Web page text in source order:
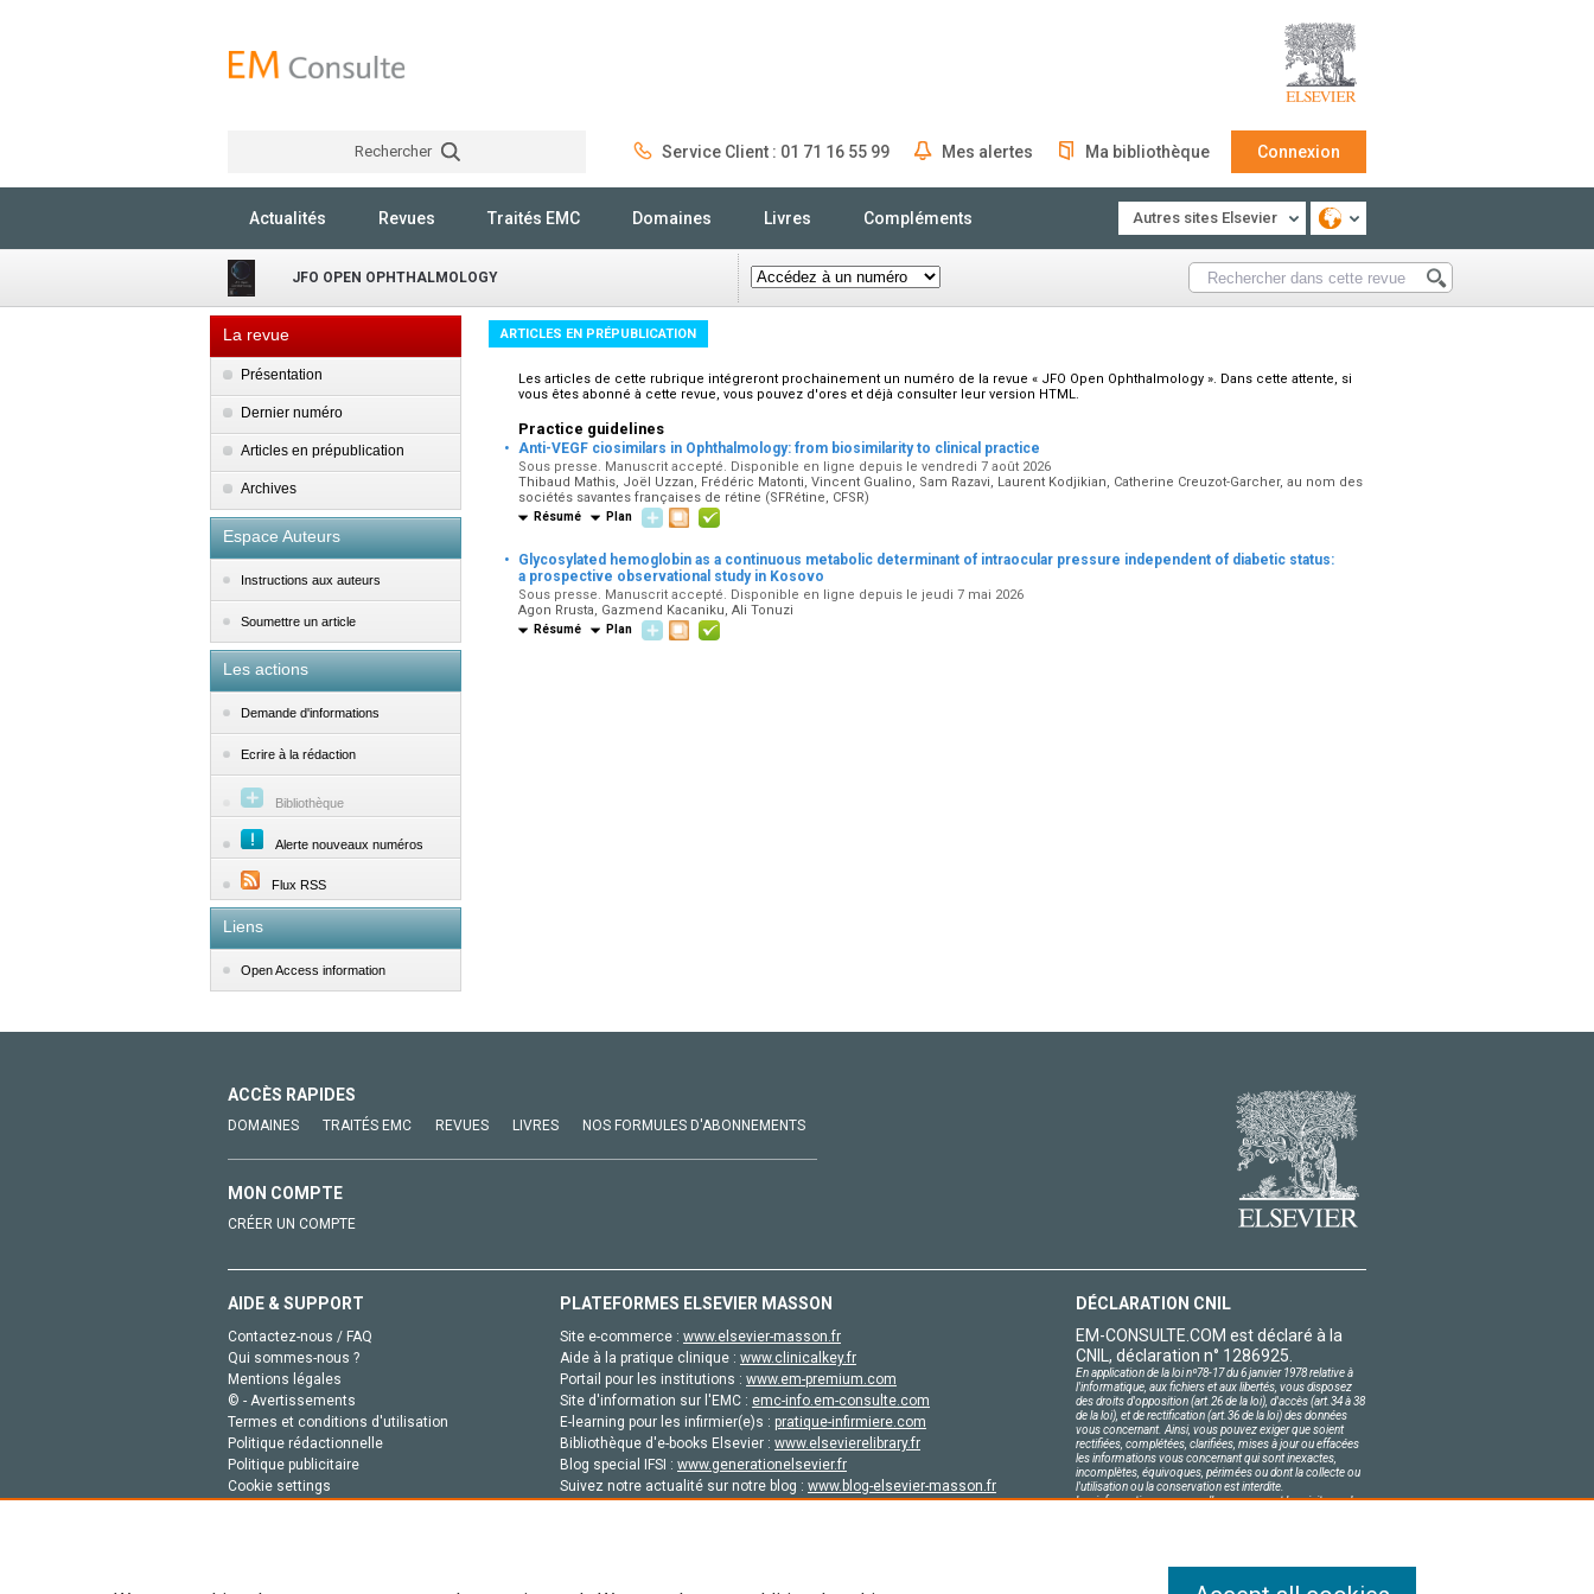
Rechercher Service Client : 01 71 16 55 99 Mes alertes Ma bibliothèque Connexion
Actualités Revues Traités EMC Domaines Livres Compléments Autres sites Elsevier
JFO OPEN OPHTHALMOLOGY
La revue
Présentation
Dernier numéro
Articles en prépublication
Archives
Espace Auteurs
Instructions aux auteurs
Soumettre un article
Les actions
Demande d'informations
Ecrire à la rédaction
Bibliothèque
Alerte nouveaux numéros
Flux RSS
Liens
Open Access information
ARTICLES EN PRÉPUBLICATION
Les articles de cette rubrique intégreront prochainement un numéro de la revue « JFO Open Ophthalmology ». Dans cette attente, si
vous êtes abonné à cette revue, vous pouvez d'ores et déjà consulter leur version HTML.
Practice guidelines
· Anti-VEGF ciosimilars in Ophthalmology: from biosimilarity to clinical practice
Sous presse. Manuscrit accepté. Disponible en ligne depuis le vendredi 7 août 2026
Thibaud Mathis, Joël Uzzan, Frédéric Matonti, Vincent Gualino, Sam Razavi, Laurent Kodjikian, Catherine Creuzot-Garcher, au nom des
sociétés savantes françaises de rétine (SFRétine, CFSR)
Résumé Plan
·
Glycosylated hemoglobin as a continuous metabolic determinant of intraocular pressure independent of diabetic status:
a prospective observational study in Kosovo
Sous presse. Manuscrit accepté. Disponible en ligne depuis le jeudi 7 mai 2026
Agon Rrusta, Gazmend Kacaniku, Ali Tonuzi
Résumé Plan
ACCÈS RAPIDES
DOMAINES TRAITÉS EMC REVUES LIVRES NOS FORMULES D'ABONNEMENTS
MON COMPTE
CRÉER UN COMPTE
AIDE & SUPPORT
Contactez-nous / FAQ
Qui sommes-nous ?
Mentions légales
© - Avertissements
Termes et conditions d'utilisation
Politique rédactionnelle
Politique publicitaire
Cookie settings
PLATEFORMES ELSEVIER MASSON
Site e-commerce : www.elsevier-masson.fr
Aide à la pratique clinique : www.clinicalkey.fr
Portail pour les institutions : www.em-premium.com
Site d'information sur l'EMC : emc-info.em-consulte.com
E-learning pour les infirmier(e)s : pratique-infirmiere.com
Bibliothèque d'e-books Elsevier : www.elsevierelibrary.fr
Blog special IFSI : www.generationelsevier.fr
Suivez notre actualité sur notre blog : www.blog-elsevier-masson.fr
DÉCLARATION CNIL
EM-CONSULTE.COM est déclaré à la
CNIL, déclaration n° 1286925.
En application de la loi nº78-17 du 6 janvier 1978 relative à
l'informatique, aux fichiers et aux libertés, vous disposez
des droits d'opposition (art.26 de la loi), d'accès (art.34 à 38
de la loi), et de rectification (art.36 de la loi) des données
vous concernant. Ainsi, vous pouvez exiger que soient
rectifiées, complétées, clarifiées, mises à jour ou effacées
les informations vous concernant qui sont inexactes,
incomplètes, équivoques, périmées ou dont la collecte ou
l'utilisation ou la conservation est interdite.
Les informations personnelles concernant les visiteurs de